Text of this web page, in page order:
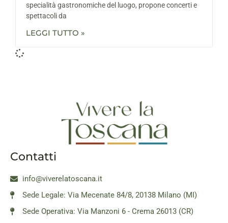
specialità gastronomiche del luogo, propone concerti e
spettacoli da
LEGGI TUTTO »
Contatti
info@viverelatoscana.it
Sede Legale: Via Mecenate 84/8, 20138 Milano (MI)
Sede Operativa: Via Manzoni 6 - Crema 26013 (CR)